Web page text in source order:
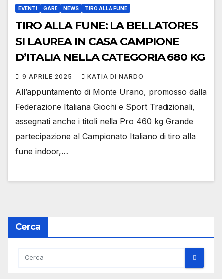
EVENTI GARE NEWS TIRO ALLA FUNE
TIRO ALLA FUNE: LA BELLATORES
SI LAUREA IN CASA CAMPIONE
D’ITALIA NELLA CATEGORIA 680 KG
9 APRILE 2025 KATIA DI NARDO
All’appuntamento di Monte Urano, promosso dalla
Federazione Italiana Giochi e Sport Tradizionali,
assegnati anche i titoli nella Pro 460 kg Grande
partecipazione al Campionato Italiano di tiro alla
fune indoor,…
Cerca